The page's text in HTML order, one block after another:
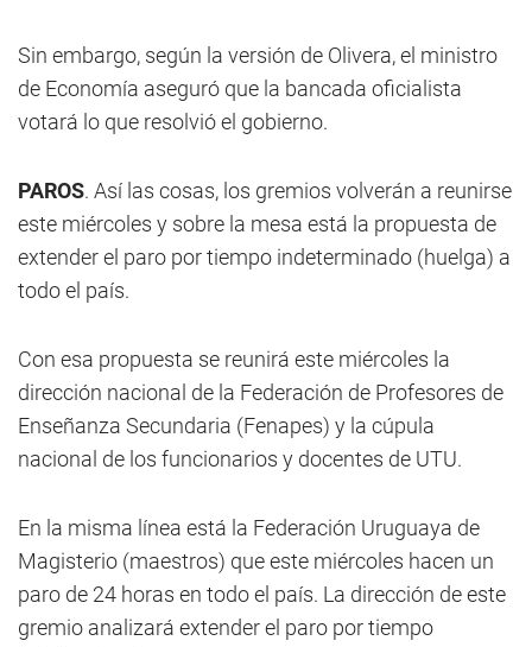
Sin embargo, según la versión de Olivera, el ministro
de Economía aseguró que la bancada oficialista
votará lo que resolvió el gobierno.
PAROS. Así las cosas, los gremios volverán a reunirse
este miércoles y sobre la mesa está la propuesta de
extender el paro por tiempo indeterminado (huelga) a
todo el país.
Con esa propuesta se reunirá este miércoles la
dirección nacional de la Federación de Profesores de
Enseñanza Secundaria (Fenapes) y la cúpula
nacional de los funcionarios y docentes de UTU.
En la misma línea está la Federación Uruguaya de
Magisterio (maestros) que este miércoles hacen un
paro de 24 horas en todo el país. La dirección de este
gremio analizará extender el paro por tiempo